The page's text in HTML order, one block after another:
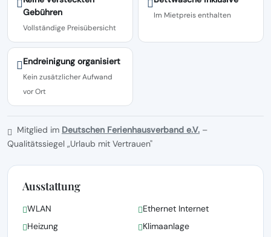
Gebühren
Vollständige Preisübersicht
Im Mietpreis enthalten
Endreinigung organisiert
Kein zusätzlicher Aufwand
vor Ort
Mitglied im Deutschen Ferienhausverband e.V. –
Qualitätssiegel „Urlaub mit Vertrauen"
Ausstattung
WLAN
Ethernet Internet
Heizung
Klimaanlage